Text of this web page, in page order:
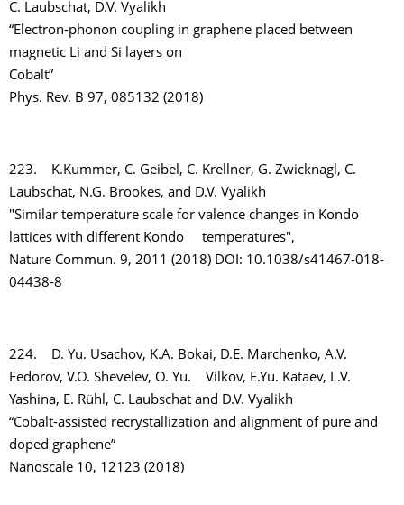
C. Laubschat, D.V. Vyalikh
“Electron-phonon coupling in graphene placed between
magnetic Li and Si layers on
Cobalt”
Phys. Rev. B 97, 085132 (2018)
223. K.Kummer, C. Geibel, C. Krellner, G. Zwicknagl, C.
Laubschat, N.G. Brookes, and D.V. Vyalikh
"Similar temperature scale for valence changes in Kondo
lattices with different Kondo temperatures",
Nature Commun. 9, 2011 (2018) DOI: 10.1038/s41467-018-
04438-8
224. D. Yu. Usachov, K.A. Bokai, D.E. Marchenko, A.V.
Fedorov, V.O. Shevelev, O. Yu. Vilkov, E.Yu. Kataev, L.V.
Yashina, E. Rühl, C. Laubschat and D.V. Vyalikh
“Cobalt-assisted recrystallization and alignment of pure and
doped graphene”
Nanoscale 10, 12123 (2018)